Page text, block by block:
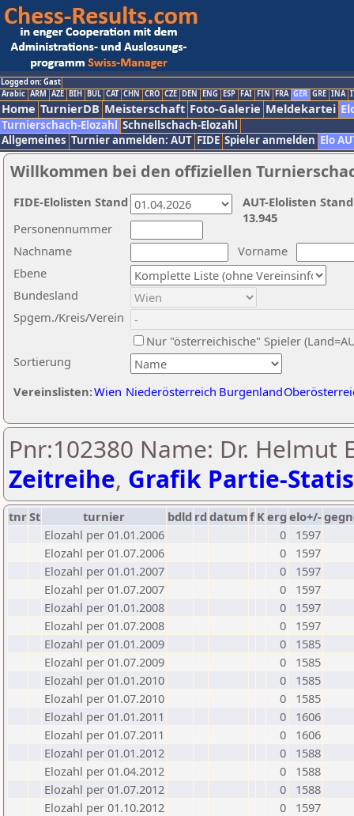
Logged on: Gast
Arabic ARM AZE BIH BUL CAT CHN CRO CZE DEN ENG ESP FAI FIN FRA GER GRE INA
Home TurnierDB Meisterschaft Foto-Galerie Meldekartei
Turnierschach-Elozahl Schnellschach-Elozahl
Allgemeines Turnier anmelden: AUT FIDE Spieler anmelden Elo
Willkommen bei den offiziellen
Nachname
Vorname
Ebene
Sortierung
Personennummer
Bundesland
Spgem./Kreis/Verein
Nur "österreichische" Spieler
Vereinslisten:Wien Niederösterreich Burgenland
AUT-Elolisten
13.945
FIDE-Elolisten Stand
Pnr:102380 Name: Dr. Helmut
Zeitreihe, Grafik Partie-
tnrSt turnier bdld rd datumf Kerg elo+/-
Elozahl per 01.01.2006
0
1597
Elozahl per 01.07.2006
0
1597
Elozahl per 01.01.2007
0
1597
Elozahl per 01.07.2007
0
1597
Elozahl per 01.01.2008
0
1597
Elozahl per 01.07.2008
0
1597
Elozahl per 01.01.2009
0
1585
Elozahl per 01.07.2009
0
1585
Elozahl per 01.01.2010
0
1585
Elozahl per 01.07.2010
0
1585
Elozahl per 01.01.2011
0
1606
Elozahl per 01.07.2011
0
1606
Elozahl per 01.01.2012
0
1588
Elozahl per 01.04.2012
0
1588
Elozahl per 01.07.2012
0
1588
Elozahl per 01.10.2012
0
1597